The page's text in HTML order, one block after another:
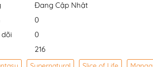
Đang Cập Nhật
0
0
216